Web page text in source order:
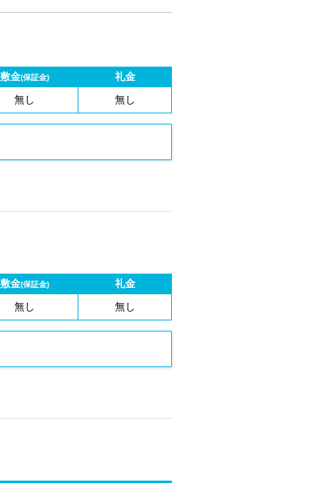
敷金(保証金)
礼金
無し 無し
敷金(保証金)
礼金
無し 無し